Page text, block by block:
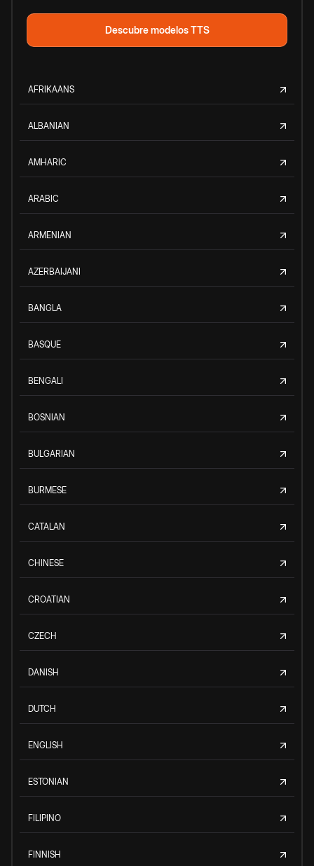
Descubre modelos TTS
AFRIKAANS
ALBANIAN
AMHARIC
ARABIC
ARMENIAN
AZERBAIJANI
BANGLA
BASQUE
BENGALI
BOSNIAN
BULGARIAN
BURMESE
CATALAN
CHINESE
CROATIAN
CZECH
DANISH
DUTCH
ENGLISH
ESTONIAN
FILIPINO
FINNISH